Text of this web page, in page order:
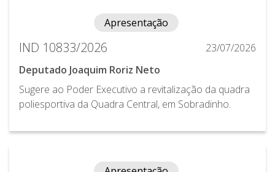
Apresentação
IND 10833/2026
23/07/2026
Deputado Joaquim Roriz Neto
Sugere ao Poder Executivo a revitalização da quadra
poliesportiva da Quadra Central, em Sobradinho.